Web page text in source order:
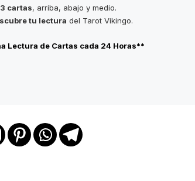
cartas, arriba, abajo y medio.
tu lectura del Tarot Vikingo.
Lectura de Cartas cada 24 Horas**